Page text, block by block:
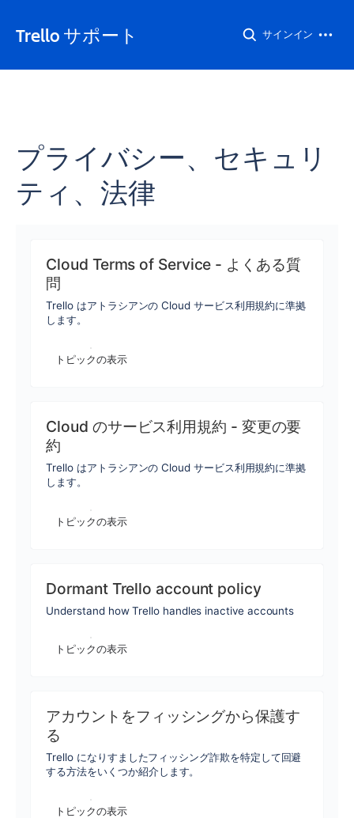
Trello サポート サインイン
プライバシー、セキュリ
ティ、法律
Cloud Terms of Service - よくある質
問
Trello はアトラシアンの Cloud サービス利用規約に準拠
します。
トピックの表示
Cloud のサービス利用規約 - 変更の要
約
Trello はアトラシアンの Cloud サービス利用規約に準拠
します。
トピックの表示
Dormant Trello account policy
Understand how Trello handles inactive accounts
トピックの表示
アカウントをフィッシングから保護す
る
Trello になりすましたフィッシング詐欺を特定して回避
する方法をいくつか紹介します。
トピックの表示